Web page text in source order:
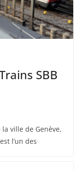
SBB
ville de Genève,
l’un des